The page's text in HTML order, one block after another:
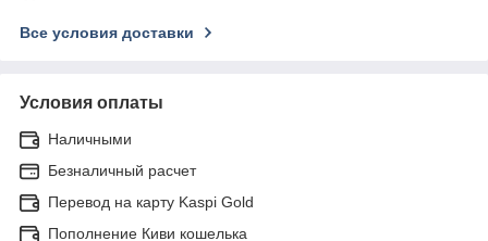
Все условия доставки
Условия оплаты
Наличными
Безналичный расчет
Перевод на карту Kaspi Gold
Пополнение Киви кошелька